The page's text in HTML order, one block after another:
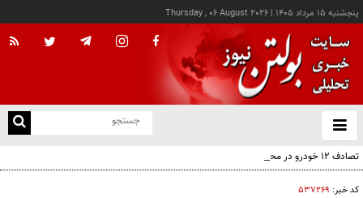
پنجشنبه ۱۵ مرداد ۱۴۰۵ |
Thursday , 06 August 2026
باز
و
تصادف ۱۲ خودرو در محور یاسوج ـ اصفهان
کد خبر: ۵۳۷۲۶۹